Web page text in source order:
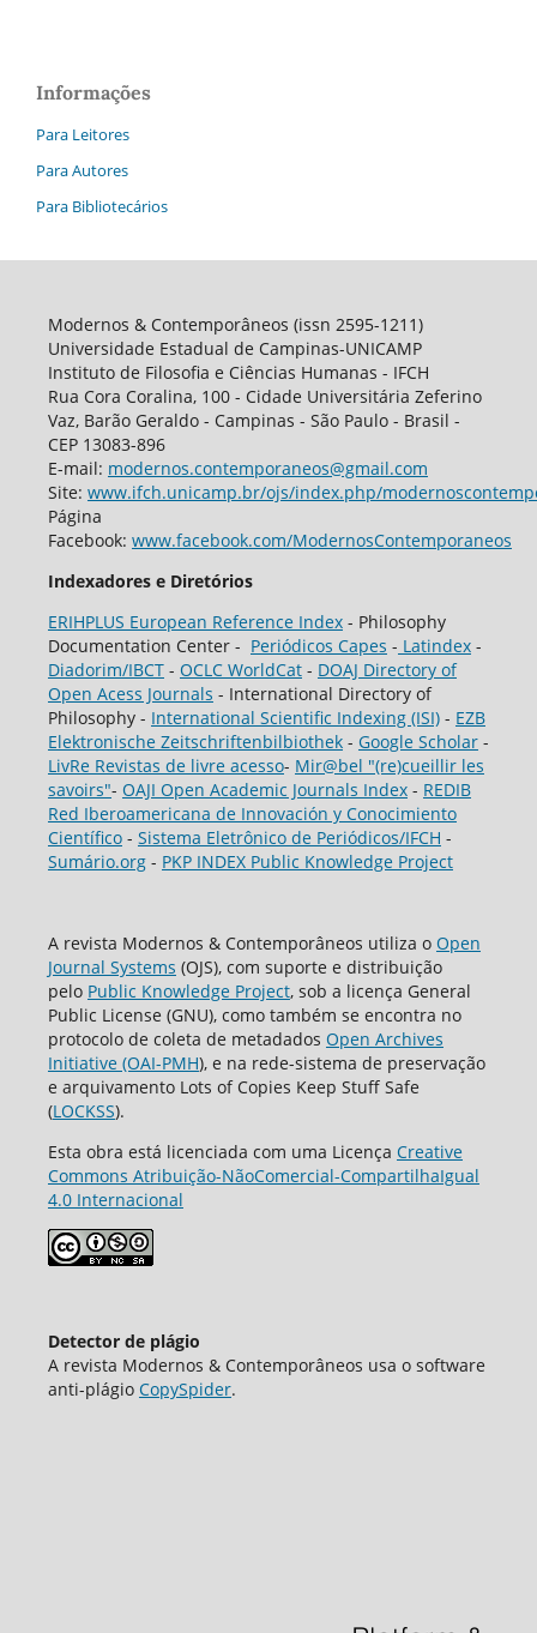
Informações
Para Leitores
Para Autores
Para Bibliotecários
Modernos & Contemporâneos (issn 2595-1211)
Universidade Estadual de Campinas-UNICAMP
Instituto de Filosofia e Ciências Humanas - IFCH
Rua Cora Coralina, 100 - Cidade Universitária Zeferino
Vaz, Barão Geraldo - Campinas - São Paulo - Brasil -
CEP 13083-896
E-mail: modernos.contemporaneos@gmail.com
Site: www.ifch.unicamp.br/ojs/index.php/
Página
Facebook: www.facebook.com/ModernosContemporaneos
Indexadores e Diretórios
ERIHPLUS European Reference Index- Philosophy
Documentation Center - Periódicos Capes - Latindex-
Diadorim/IBCT- OCLC WorldCat- DOAJ Directory of
Open Acess Journals - International Directory of
Philosophy - International Scientific Indexing (ISI)- EZB
Elektronische Zeitschriftenbilbiothek- Google Scholar-
LivRe Revistas de livre acesso- Mir@bel "(re)cueillir les
savoirs"- OAJI Open Academic Journals Index- REDIB
Red Iberoamericana de Innovación y Conocimiento
Científico- Sistema Eletrônico de Periódicos/IFCH -
Sumário.org- PKP INDEX Public Knowledge Project
A revista Modernos & Contemporâneos utiliza o Open
Journal Systems (OJS), com suporte e distribuição
pelo Public Knowledge Project, sob a licença General
Public License (GNU), como também se encontra no
protocolo de coleta de metadados Open Archives
Initiative (OAI-PMH), e na rede-sistema de preservação
e arquivamento Lots of Copies Keep Stuff Safe
(LOCKSS).
Esta obra está licenciada com uma Licença Creative
Commons Atribuição-NãoComercial-CompartilhaIgual
4.0 Internacional
Detector de plágio
A revista Modernos & Contemporâneos usa o software
аnti-plágio CopySpider.